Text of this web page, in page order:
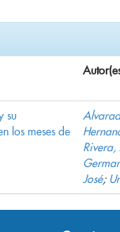
su
los meses de
Rivera,
José;